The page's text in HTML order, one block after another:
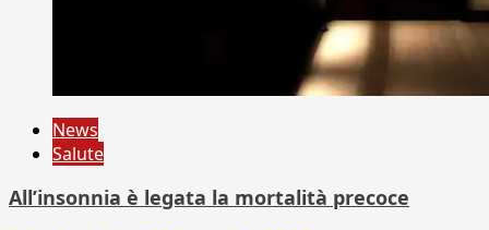
News
Salute
All’insonnia è legata la mortalità precoce